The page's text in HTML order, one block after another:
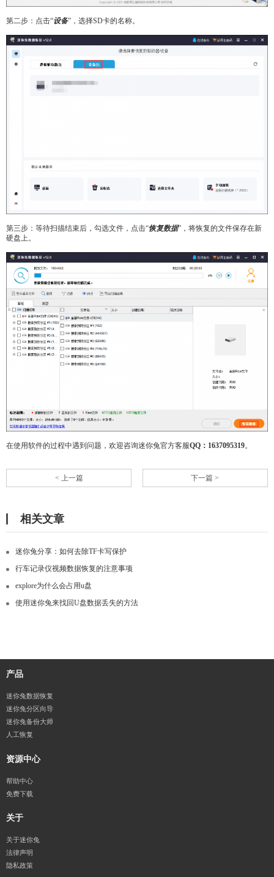
第二步：点击“设备”，选择SD卡的名称。
第三步：等待扫描结束后，勾选文件，点击“恢复数据”，将恢复的文件保存在新
硬盘上。
在使用软件的过程中遇到问题，欢迎咨询迷你兔官方客服QQ：1637095319。
< 上一篇 下一篇 >
相关文章
迷你兔分享：如何去除TF卡写保护
行车记录仪视频数据恢复的注意事项
explore为什么会占用u盘
使用迷你兔来找回U盘数据丢失的方法
产品
迷你兔数据恢复
迷你兔分区向导
迷你兔备份大师
人工恢复
资源中心
帮助中心
免费下载
关于
关于迷你兔
法律声明
隐私政策